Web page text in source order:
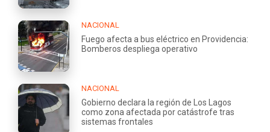
NACIONAL
Fuego afecta a bus eléctrico en Providencia:
Bomberos despliega operativo
NACIONAL
Gobierno declara la región de Los Lagos
como zona afectada por catástrofe tras
sistemas frontales